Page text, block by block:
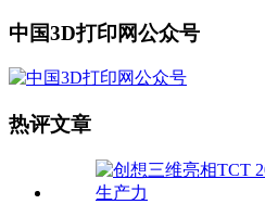
中国3D打印网公众号
热评文章